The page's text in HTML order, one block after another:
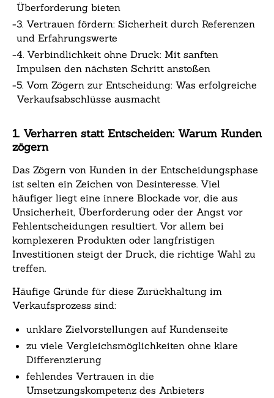
Überforderung bieten
-3. Vertrauen fördern: Sicherheit durch Referenzen
und Erfahrungswerte
-4. Verbindlichkeit ohne Druck: Mit sanften
Impulsen den nächsten Schritt anstoßen
-5. Vom Zögern zur Entscheidung: Was erfolgreiche
Verkaufsabschlüsse ausmacht
1. Verharren statt Entscheiden: Warum Kunden
zögern
Das Zögern von Kunden in der Entscheidungsphase
ist selten ein Zeichen von Desinteresse. Viel
häufiger liegt eine innere Blockade vor, die aus
Unsicherheit, Überforderung oder der Angst vor
Fehlentscheidungen resultiert. Vor allem bei
komplexeren Produkten oder langfristigen
Investitionen steigt der Druck, die richtige Wahl zu
treffen.
Häufige Gründe für diese Zurückhaltung im
Verkaufsprozess sind:
unklare Zielvorstellungen auf Kundenseite
zu viele Vergleichsmöglichkeiten ohne klare
Differenzierung
fehlendes Vertrauen in die
Umsetzungskompetenz des Anbieters